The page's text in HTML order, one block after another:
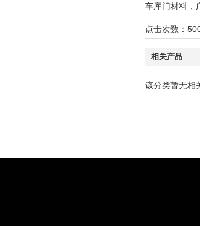
车库门材料 ，
点击次数：
相关产品
该分类暂无相